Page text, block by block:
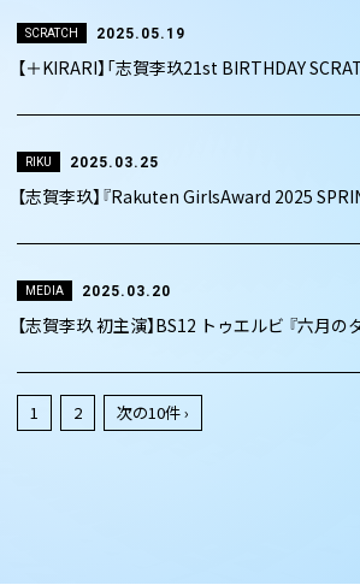
SCRATCH 2025.05.19
【＋KIRARI】「志賀李玖21st BIRTHDAY
RIKU 2025.03.25
【志賀李玖】『Rakuten GirlsAward 2025
MEDIA 2025.03.20
【志賀李玖 初主演】BS12 トゥエルビ 『六月の
1 2 次の10件 ›